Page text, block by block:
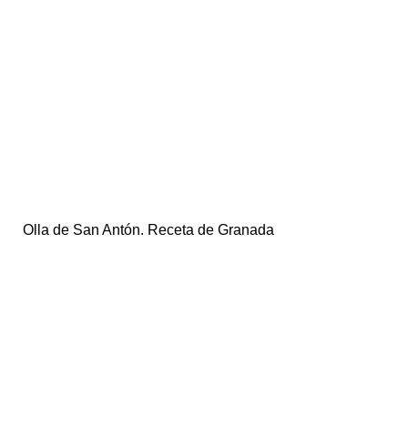
Olla de San Antón. Receta de Granada